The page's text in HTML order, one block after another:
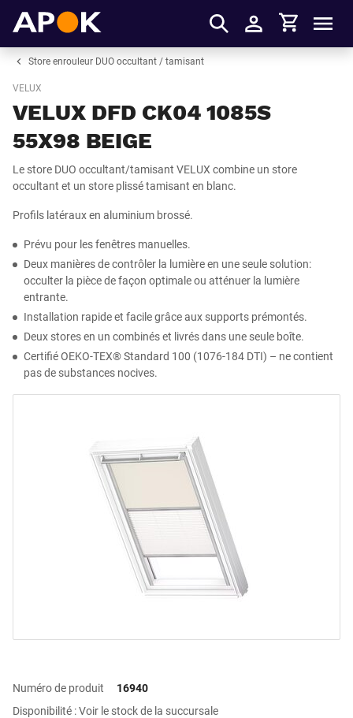
S'identifier
Panier
Store enrouleur DUO occultant / tamisant
VELUX
VELUX DFD CK04 1085S
55X98 BEIGE
Le store DUO occultant/tamisant VELUX combine un store
occultant et un store plissé tamisant en blanc.
Profils latéraux en aluminium brossé.
Prévu pour les fenêtres manuelles.
Deux manières de contrôler la lumière en une seule solution:
occulter la pièce de façon optimale ou atténuer la lumière
entrante.
Installation rapide et facile grâce aux supports prémontés.
Deux stores en un combinés et livrés dans une seule boîte.
Certifié OEKO-TEX® Standard 100 (1076-184 DTI) – ne contient
pas de substances nocives.
Numéro de produit
16940
Disponibilité : Voir le stock de la succursale